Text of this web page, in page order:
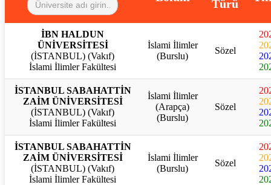
Türü
İBN HALDUN
ÜNİVERSİTESİ
(İSTANBUL) (Vakıf)
İslami İlimler Fakültesi
İslami İlimler
(Burslu)
Sözel
İSTANBUL SABAHATTİN
ZAİM ÜNİVERSİTESİ
(İSTANBUL) (Vakıf)
İslami İlimler Fakültesi
İslami İlimler
(Arapça)
(Burslu)
Sözel
İSTANBUL SABAHATTİN
ZAİM ÜNİVERSİTESİ
(İSTANBUL) (Vakıf)
İslami İlimler Fakültesi
İslami İlimler
(Burslu)
Sözel